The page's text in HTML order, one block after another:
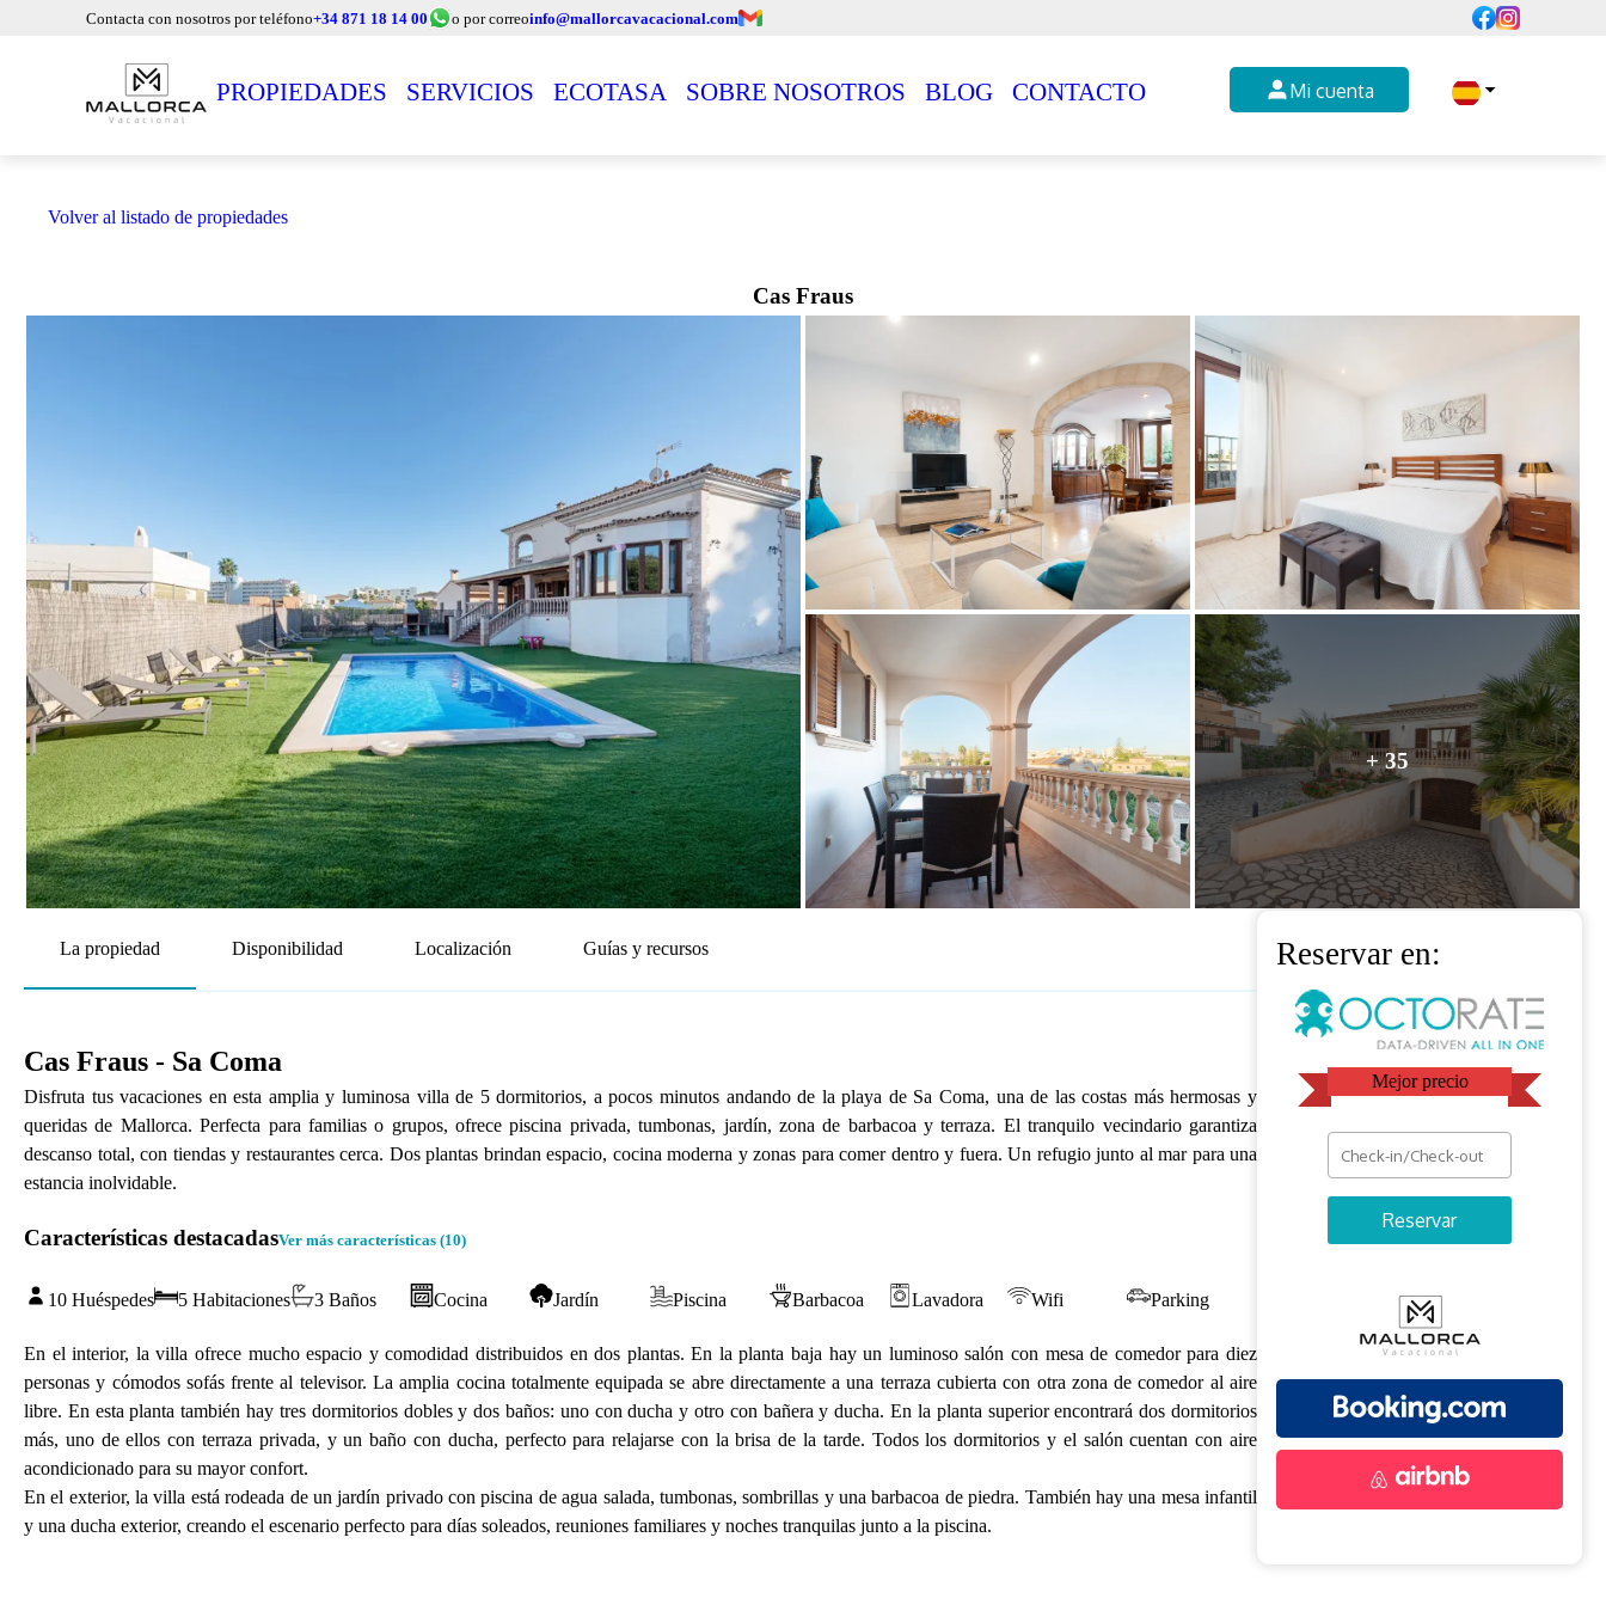
Contacta con nosotros por teléfono+34 871 18 14 00 o por correoinfo@mallorcavacacional.com
PROPIEDADES SERVICIOS ECOTASA SOBRE NOSOTROS BLOG CONTACTO Mi cuenta
Volver al listado de propiedades
Cas Fraus
+ 35
La propiedad Disponibilidad Localización Guías y recursos
Cas Fraus - Sa Coma
Disfruta tus vacaciones en esta amplia y luminosa villa de 5 dormitorios, a pocos minutos andando de la playa de Sa Coma, una de las costas más hermosas y
queridas de Mallorca. Perfecta para familias o grupos, ofrece piscina privada, tumbonas, jardín, zona de barbacoa y terraza. El tranquilo vecindario garantiza
descanso total, con tiendas y restaurantes cerca. Dos plantas brindan espacio, cocina moderna y zonas para comer dentro y fuera. Un refugio junto al mar para una
estancia inolvidable.
Características destacadasVer más características (10)
10 Huéspedes 5 Habitaciones 3 Baños Cocina Jardín Piscina Barbacoa Lavadora Wifi Parking
En el interior, la villa ofrece mucho espacio y comodidad distribuidos en dos plantas. En la planta baja hay un luminoso salón con mesa de comedor para diez
personas y cómodos sofás frente al televisor. La amplia cocina totalmente equipada se abre directamente a una terraza cubierta con otra zona de comedor al aire
libre. En esta planta también hay tres dormitorios dobles y dos baños: uno con ducha y otro con bañera y ducha. En la planta superior encontrará dos dormitorios
más, uno de ellos con terraza privada, y un baño con ducha, perfecto para relajarse con la brisa de la tarde. Todos los dormitorios y el salón cuentan con aire
acondicionado para su mayor confort.
En el exterior, la villa está rodeada de un jardín privado con piscina de agua salada, tumbonas, sombrillas y una barbacoa de piedra. También hay una mesa infantil
y una ducha exterior, creando el escenario perfecto para días soleados, reuniones familiares y noches tranquilas junto a la piscina.
Reservar en:
Mejor precio
Reservar